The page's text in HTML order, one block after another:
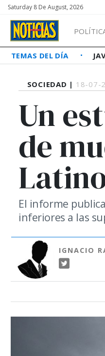
Saturday 8 De August, 2026
TEMAS DEL DÍA
SOCIEDAD | 18-07-
Un
de
El informe
inferiores a las
IGNACIO